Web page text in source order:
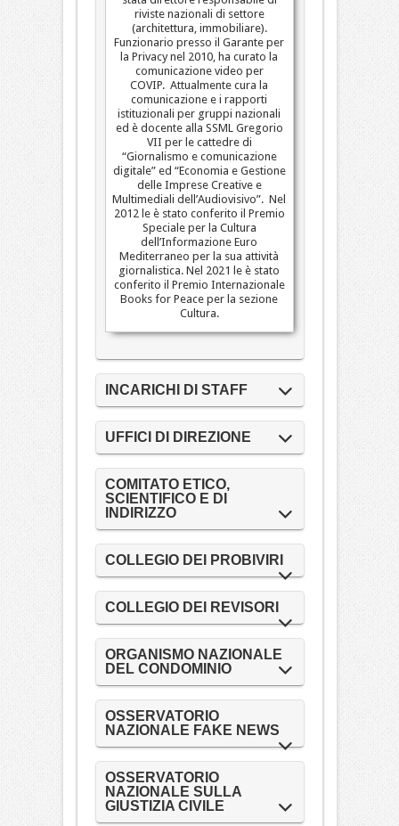
riviste nazionali di settore
(architettura, immobiliare).
Funzionario presso il Garante per
la Privacy nel 2010, ha curato la
comunicazione video per
COVIP. Attualmente cura la
comunicazione e i rapporti
istituzionali per gruppi nazionali
ed è docente alla SSML Gregorio
VII per le cattedre di
“Giornalismo e comunicazione
digitale” ed “Economia e Gestione
delle Imprese Creative e
Multimediali dell’Audiovisivo”. Nel
2012 le è stato conferito il Premio
Speciale per la Cultura
dell’Informazione Euro
Mediterraneo per la sua attività
giornalistica. Nel 2021 le è stato
conferito il Premio Internazionale
Books for Peace per la sezione
Cultura.
INCARICHI DI STAFF
UFFICI DI DIREZIONE
COMITATO ETICO,
SCIENTIFICO E DI
INDIRIZZO
COLLEGIO DEI PROBIVIRI
COLLEGIO DEI REVISORI
ORGANISMO NAZIONALE
DEL CONDOMINIO
OSSERVATORIO
NAZIONALE FAKE NEWS
OSSERVATORIO
NAZIONALE SULLA
GIUSTIZIA CIVILE